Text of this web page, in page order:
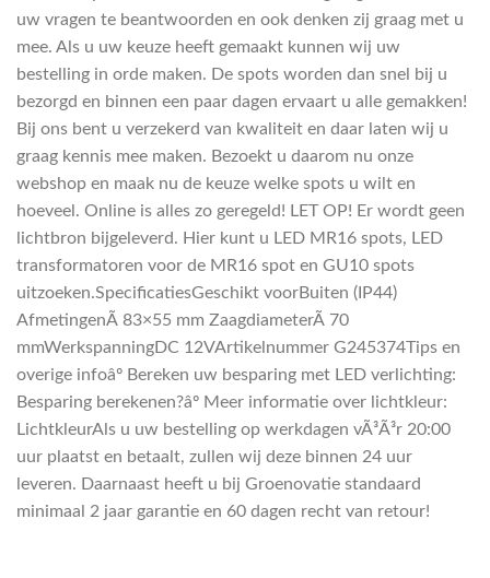
uw vragen te beantwoorden en ook denken zij graag met u
mee. Als u uw keuze heeft gemaakt kunnen wij uw
bestelling in orde maken. De spots worden dan snel bij u
bezorgd en binnen een paar dagen ervaart u alle gemakken!
Bij ons bent u verzekerd van kwaliteit en daar laten wij u
graag kennis mee maken. Bezoekt u daarom nu onze
webshop en maak nu de keuze welke spots u wilt en
hoeveel. Online is alles zo geregeld! LET OP! Er wordt geen
lichtbron bijgeleverd. Hier kunt u LED MR16 spots, LED
transformatoren voor de MR16 spot en GU10 spots
uitzoeken.SpecificatiesGeschikt voorBuiten (IP44)
AfmetingenÃ 83×55 mm ZaagdiameterÃ 70
mmWerkspanningDC 12VArtikelnummer G245374Tips en
overige infoâº Bereken uw besparing met LED verlichting:
Besparing berekenen?âº Meer informatie over lichtkleur:
LichtkleurAls u uw bestelling op werkdagen vÃ³Ã³r 20:00
uur plaatst en betaalt, zullen wij deze binnen 24 uur
leveren. Daarnaast heeft u bij Groenovatie standaard
minimaal 2 jaar garantie en 60 dagen recht van retour!